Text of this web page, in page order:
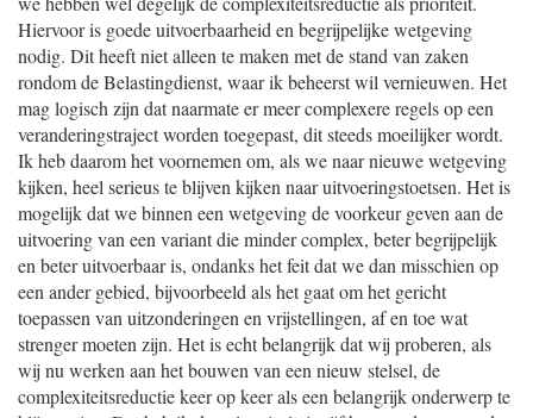
Hiervoor is goede uitvoerbaarheid en begrijpelijke wetgeving
nodig. Dit heeft niet alleen te maken met de stand van zaken
rondom de Belastingdienst, waar ik beheerst wil vernieuwen. Het
mag logisch zijn dat naarmate er meer complexere regels op een
veranderingstraject worden toegepast, dit steeds moeilijker wordt.
Ik heb daarom het voornemen om, als we naar nieuwe wetgeving
kijken, heel serieus te blijven kijken naar uitvoeringstoetsen. Het is
mogelijk dat we binnen een wetgeving de voorkeur geven aan de
uitvoering van een variant die minder complex, beter begrijpelijk
en beter uitvoerbaar is, ondanks het feit dat we dan misschien op
een ander gebied, bijvoorbeeld als het gaat om het gericht
toepassen van uitzonderingen en vrijstellingen, af en toe wat
strenger moeten zijn. Het is echt belangrijk dat wij proberen, als
wij nu werken aan het bouwen van een nieuw stelsel, de
complexiteitsreductie keer op keer als een belangrijk onderwerp te